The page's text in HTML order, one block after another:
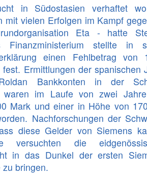
in Südostasien verhaftet
mit vielen Erfolgen im Kampf
Eta - hatte
Finanzministerium stellte in
einen Fehlbetrag von
Ermittlungen der spanischen
Bankkonten in der
waren im Laufe von zwei
Mark und einer in Höhe von
Nachforschungen der
diese Gelder von Siemens
versuchten die
in das Dunkel der ersten
bringen.